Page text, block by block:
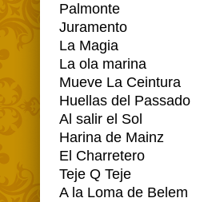
Palmonte
Juramento
La Magia
La ola marina
Mueve La Ceintura
Huellas del Passado
Al salir el Sol
Harina de Mainz
El Charretero
Teje Q Teje
A la Loma de Belem